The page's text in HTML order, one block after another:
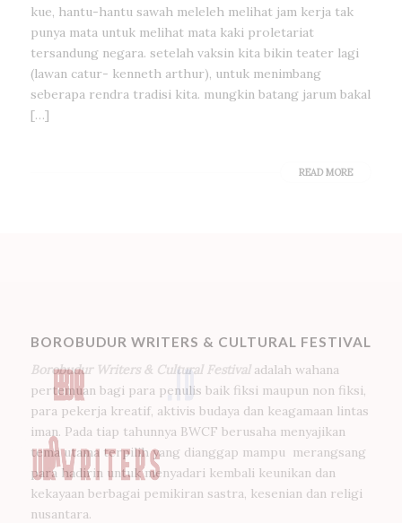
kue, hantu-hantu sawah meleleh melihat jam kerja tak
punya mata untuk melihat mata kaki proletariat
tersandung negara. setelah vaksin kita bikin teater lagi
(lawan catur- kenneth arthur), untuk menimbang
seberapa rendra tradisi kita. mungkin batang jarum bakal
[…]
READ MORE
BOROBUDUR WRITERS & CULTURAL FESTIVAL
Borobudur Writers & Cultural Festival adalah wahana
pertemuan bagi para penulis baik fiksi maupun non fiksi,
para pekerja kreatif, aktivis budaya dan keagamaan lintas
iman. Pada tiap tahunnya BWCF berusaha menyajikan
tema utama terpilih yang dianggap mampu merangsang
para hadirin untuk menyadari kembali keunikan dan
kekayaan berbagai pemikiran sastra, kesenian dan religi
nusantara.